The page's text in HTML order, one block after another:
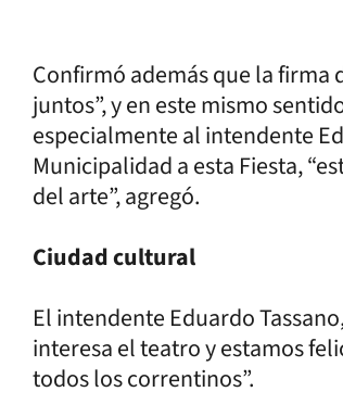
Confirmó además que la firma
juntos”, y en este mismo
especialmente al intendente
Municipalidad a esta Fiesta,
del arte”, agregó.
Ciudad cultural
El intendente Eduardo
interesa el teatro y estamos
todos los correntinos”.